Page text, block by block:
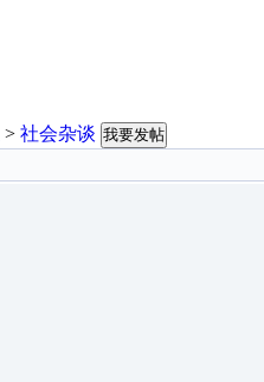
> 社会杂谈 我要发帖